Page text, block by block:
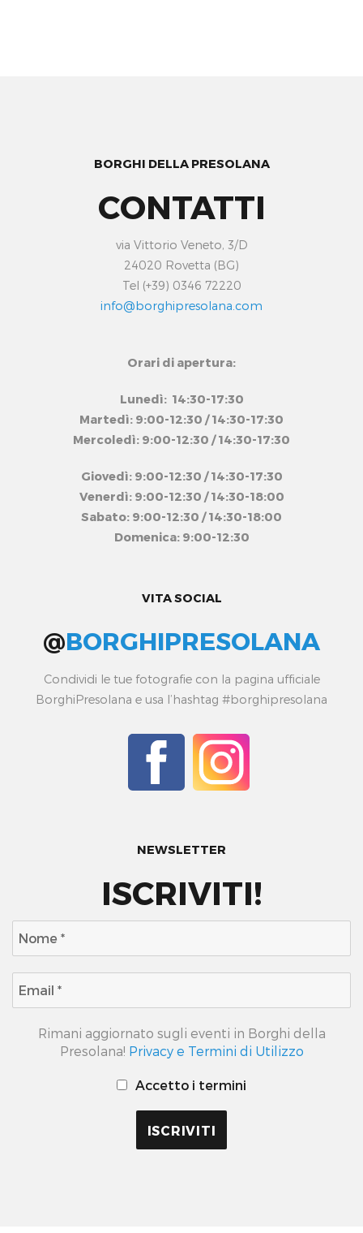
BORGHI DELLA PRESOLANA
CONTATTI
via Vittorio Veneto, 3/D
24020 Rovetta (BG)
Tel (+39) 0346 72220
info@borghipresolana.com
Orari di apertura:
Lunedì: 14:30-17:30
Martedì: 9:00-12:30 / 14:30-17:30
Mercoledì: 9:00-12:30 / 14:30-17:30
Giovedì: 9:00-12:30 / 14:30-17:30
Venerdì: 9:00-12:30 / 14:30-18:00
Sabato: 9:00-12:30 / 14:30-18:00
Domenica: 9:00-12:30
VITA SOCIAL
@BORGHIPRESOLANA
Condividi le tue fotografie con la pagina ufficiale
BorghiPresolana e usa l’hashtag #borghipresolana
NEWSLETTER
ISCRIVITI!
Rimani aggiornato sugli eventi in Borghi della
Presolana! Privacy e Termini di Utilizzo
Accetto i termini